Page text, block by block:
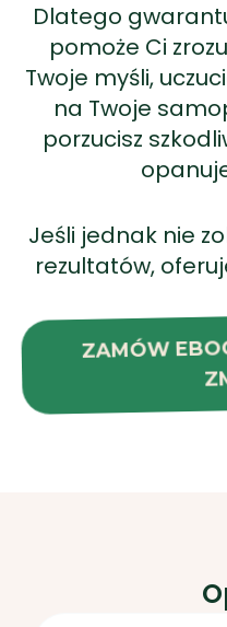
Dlatego
pomoże Ci
Twoje myśli,
na Twoje
porzucisz
Jeśli jednak nie
rezultatów,
ZAMÓW